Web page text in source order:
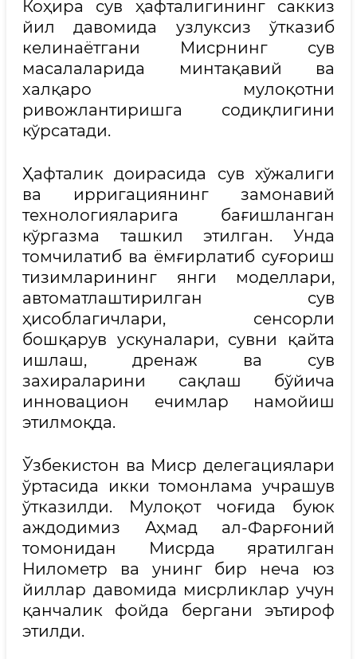
Коҳира сув ҳафталигининг саккиз
йил давомида узлуксиз ўтказиб
келинаётгани Мисрнинг сув
масалаларида минтақавий ва
халқаро мулоқотни
ривожлантиришга содиқлигини
кўрсатади.
Ҳафталик доирасида сув хўжалиги
ва ирригациянинг замонавий
технологияларига бағишланган
кўргазма ташкил этилган. Унда
томчилатиб ва ёмғирлатиб суғориш
тизимларининг янги моделлари,
автоматлаштирилган сув
ҳисоблагичлари, сенсорли
бошқарув ускуналари, сувни қайта
ишлаш, дренаж ва сув
захираларини сақлаш бўйича
инновацион ечимлар намойиш
этилмоқда.
Ўзбекистон ва Миср делегациялари
ўртасида икки томонлама учрашув
ўтказилди. Мулоқот чоғида буюк
аждодимиз Аҳмад ал-Фарғоний
томонидан Мисрда яратилган
Нилометр ва унинг бир неча юз
йиллар давомида мисрликлар учун
қанчалик фойда бергани эътироф
этилди.